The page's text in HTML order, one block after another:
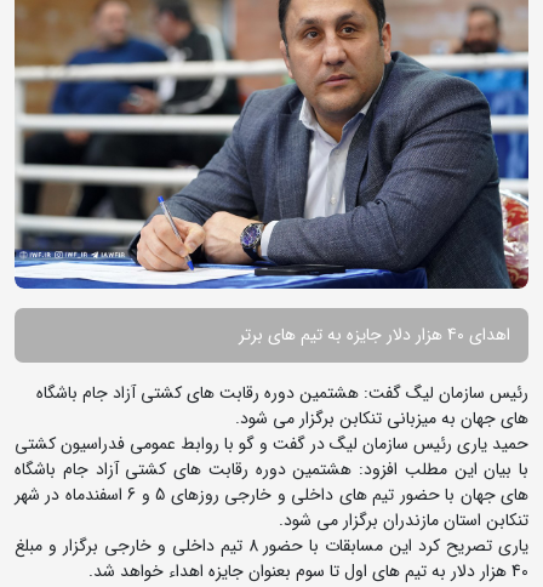
اهدای 40 هزار دلار جایزه به تیم های برتر
رئیس سازمان لیگ گفت: هشتمین دوره رقابت های کشتی آزاد جام باشگاه
های جهان به میزبانی تنکابن برگزار می شود.
حمید یاری رئیس سازمان لیگ در گفت و گو با روابط عمومی فدراسیون کشتی
با بیان این مطلب افزود: هشتمین دوره رقابت های کشتی آزاد جام باشگاه
های جهان با حضور تیم های داخلی و خارجی روزهای 5 و 6 اسفندماه در شهر
تنکابن استان مازندران برگزار می شود.
یاری تصریح کرد این مسابقات با حضور 8 تیم داخلی و خارجی برگزار و مبلغ
40 هزار دلار به تیم های اول تا سوم بعنوان جایزه اهداء خواهد شد.